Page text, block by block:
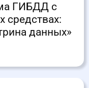
ГИБДД с
средствах:
данных»